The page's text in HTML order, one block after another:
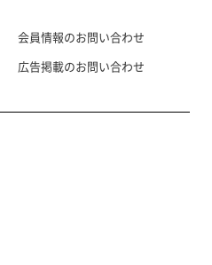
会員情報のお問い合わせ
広告掲載のお問い合わせ